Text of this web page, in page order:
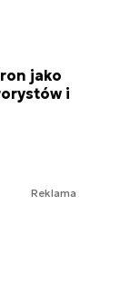
jako
i
Reklama